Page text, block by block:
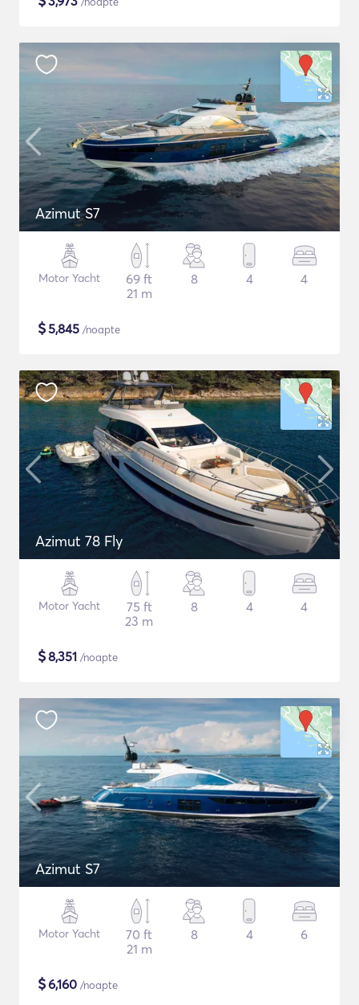
Azimut S7
Motor Yacht
69 ft
21 m
8 4 4
$5,845 /noapte
Azimut 78 Fly
Motor Yacht
75 ft
23 m
8 4 4
$8,351 /noapte
Azimut S7
Motor Yacht
70 ft
21 m
8 4 6
$6,160 /noapte